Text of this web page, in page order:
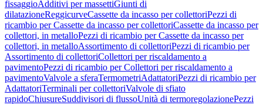
fissaggioAdditivi per massettiGiunti di
dilatazioneReggicurveCassette da incasso per collettoriPezzi di
ricambio per Cassette da incasso per collettoriCassette da incasso per
collettori, in metalloPezzi di ricambio per Cassette da incasso per
collettori, in metalloAssortimento di collettoriPezzi di ricambio per
Assortimento di collettoriCollettori per riscaldamento a
pavimentoPezzi di ricambio per Collettori per riscaldamento a
pavimentoValvole a sferaTermometriAdattatoriPezzi di ricambio per
AdattatoriTerminali per collettoriValvole di sfiato
rapidoChiusureSuddivisori di flussoUnità di termoregolazionePezzi